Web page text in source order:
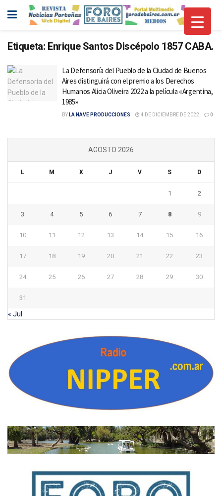
Etiqueta: Enrique Santos Discépolo 1857 CABA.
La Defensoría del Pueblo de la Ciudad de Buenos
Aires distinguirá con el premio a los Derechos
Humanos Alicia Oliveira 2022 a la película «Argentina,
1985»
BY LA NAVE PRODUCCIONES 4 DE DICIEMBRE DE 2022 0
AGOSTO 2026
L M X J V S D
1 2
3 4 5 6 7 8 9
10 11 12 13 14 15 16
17 18 19 20 21 22 23
24 25 26 27 28 29 30
31
« Jul